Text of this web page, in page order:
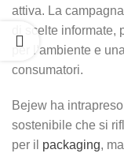
attiva. La campagna
di scelte
per l’ambiente e
consumatori.
Bejew ha
sostenibile che si
per il packaging,